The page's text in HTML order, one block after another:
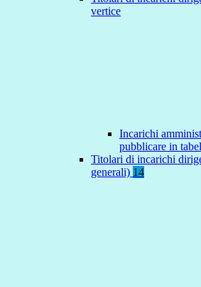
vertice
Incarichi
pubblicare in
Titolari di incarichi
generali) 14